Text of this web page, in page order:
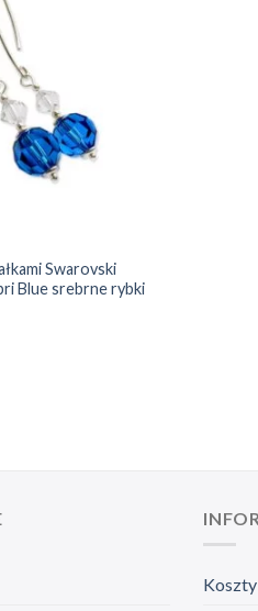
Swarovski
Blue srebrne rybki